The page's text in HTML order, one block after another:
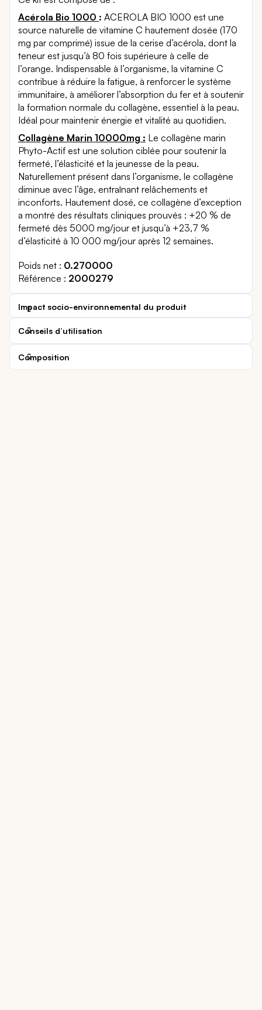
Acérola Bio 1000 : ACEROLA BIO 1000 est une
source naturelle de vitamine C hautement dosée (170
mg par comprimé) issue de la cerise d’acérola, dont la
teneur est jusqu’à 80 fois supérieure à celle de
l’orange. Indispensable à l’organisme, la vitamine C
contribue à réduire la fatigue, à renforcer le système
immunitaire, à améliorer l’absorption du fer et à soutenir
la formation normale du collagène, essentiel à la peau.
Idéal pour maintenir énergie et vitalité au quotidien.
Collagène Marin 10000mg : Le collagène marin
Phyto-Actif est une solution ciblée pour soutenir la
fermeté, l’élasticité et la jeunesse de la peau.
Naturellement présent dans l’organisme, le collagène
diminue avec l’âge, entraînant relâchements et
inconforts. Hautement dosé, ce collagène d’exception
a montré des résultats cliniques prouvés : +20 % de
fermeté dès 5000 mg/jour et jusqu’à +23,7 %
d’élasticité à 10 000 mg/jour après 12 semaines.
Poids net
0.270000
Référence
2000279
Impact socio-environnemental du produit
Conseils d’utilisation
Composition